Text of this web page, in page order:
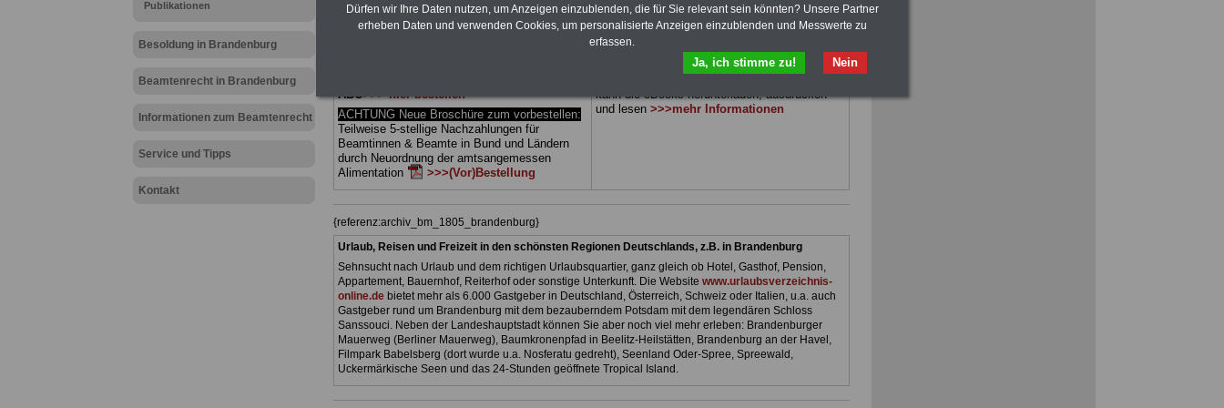
Publikationen
Besoldung in Brandenburg
Beamtenrecht in Brandenburg
Informationen zum Beamtenrecht
Service und Tipps
Kontakt
Ländern. Alle drei Ratgeber sind übersichtlich
gegliedert und erläutern auch komplizierte
ABO>>> hier bestellen
ACHTUNG Neue Broschüre zum vorbestellen:
Teilweise 5-stellige Nachzahlungen für
Beamtinnen & Beamte in Bund und Ländern
durch Neuordnung der amtsangemessen
Alimentation
>>>(Vor)Bestellung
herunterladen, auch für Beschäftigte beim
Land Brandenburggeeignet: die Bücher
behandeln Beamtenrecht, Besoldung, Beihilfe,
Beamtenversorgung, Rund ums Geld,
Nebentätigkeitsrecht, Frauen im öffentl. Dienst.
kann die eBooks herunterladen, ausdrucken
und lesen >>>mehr Informationen
{referenz:archiv_bm_1805_brandenburg}
Urlaub, Reisen und Freizeit in den schönsten Regionen Deutschlands, z.B. in Brandenburg
Sehnsucht nach Urlaub und dem richtigen Urlaubsquartier, ganz gleich ob Hotel, Gasthof, Pension,
Appartement, Bauernhof, Reiterhof oder sonstige Unterkunft. Die Website www.urlaubsverzeichnis-
online.debietet mehr als 6.000 Gastgeber in Deutschland, Österreich, Schweiz oder Italien, u.a. auch
Gastgeber rund um Brandenburg mit dem bezauberndem Potsdam mit dem legendären Schloss
Sanssouci. Neben der Landeshauptstadt können Sie aber noch viel mehr erleben: Brandenburger
Mauerweg (Berliner Mauerweg), Baumkronenpfad in Beelitz-Heilstätten, Brandenburg an der Havel,
Filmpark Babelsberg (dort wurde u.a. Nosferatu gedreht), Seenland Oder-Spree, Spreewald,
Uckermärkische Seen und das 24-Stunden geöffnete Tropical Island.
Dürfen wir Ihre Daten nutzen, um Anzeigen einzublenden, die für Sie relevant sein könnten? Unsere Partner
erheben Daten und verwenden Cookies, um personalisierte Anzeigen einzublenden und Messwerte zu
erfassen.
Nein
Ja, ich stimme zu!